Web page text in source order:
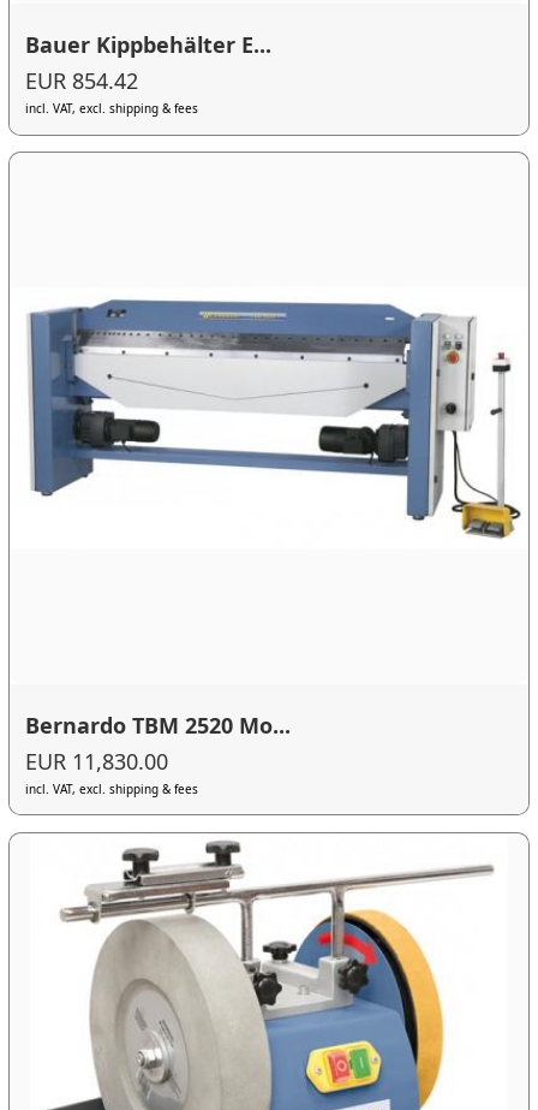
Bauer Kippbehälter E...
EUR 854.42
incl. VAT, excl. shipping & fees
Bernardo TBM 2520 Mo...
EUR 11,830.00
incl. VAT, excl. shipping & fees